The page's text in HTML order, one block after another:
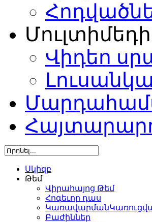
Վիդեո
Սկիզբ
Թեմ
Վիրահայոց Թեմ
Հոգեւոր դաս
Բաժիններ